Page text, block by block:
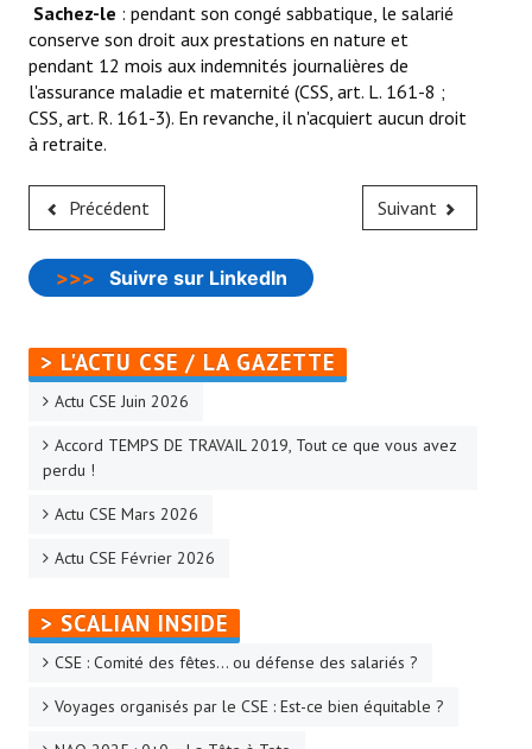
Sachez-le : pendant son congé sabbatique, le salarié
conserve son droit aux prestations en nature et
pendant 12 mois aux indemnités journalières de
l'assurance maladie et maternité (CSS, art. L. 161-8 ;
CSS, art. R. 161-3). En revanche, il n'acquiert aucun droit
à retraite.
Précédent Suivant
>>> Suivre sur LinkedIn
> L'ACTU CSE / LA GAZETTE
Actu CSE Juin 2026
Accord TEMPS DE TRAVAIL 2019, Tout ce que vous avez
perdu !
Actu CSE Mars 2026
Actu CSE Février 2026
> SCALIAN INSIDE
CSE : Comité des fêtes… ou défense des salariés ?
Voyages organisés par le CSE : Est-ce bien équitable ?